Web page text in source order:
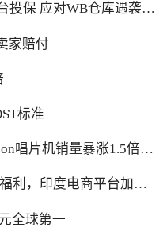
投保 应对WB仓库遇袭卖
家赔付
标准
唱片机销量暴涨1.5倍黑
利，印度电商平台加码
全球第一